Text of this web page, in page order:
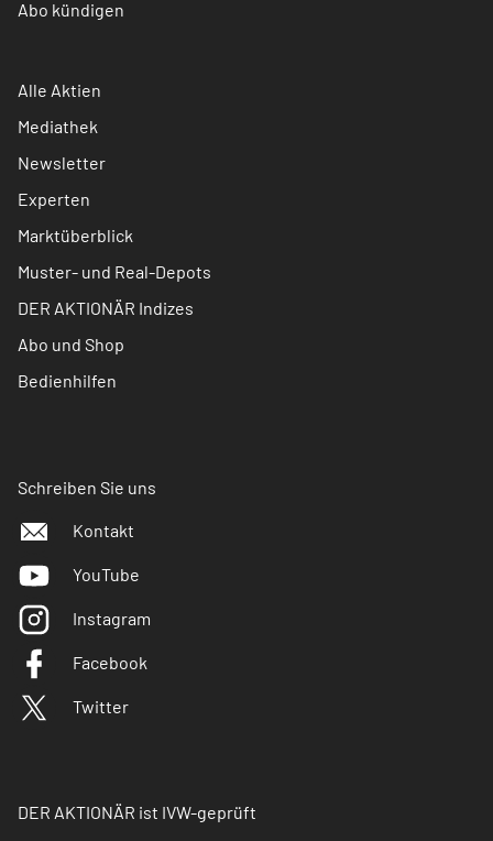
Abo kündigen
Alle Aktien
Mediathek
Newsletter
Experten
Marktüberblick
Muster- und Real-Depots
DER AKTIONÄR Indizes
Abo und Shop
Bedienhilfen
Schreiben Sie uns
Kontakt
YouTube
Instagram
Facebook
Twitter
DER AKTIONÄR ist IVW-geprüft